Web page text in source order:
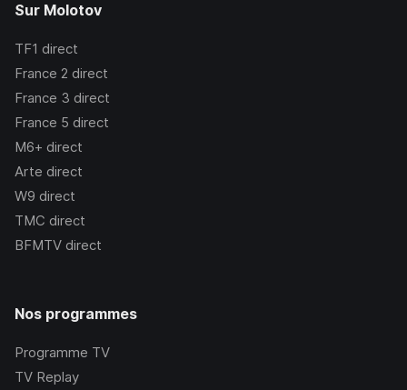
Sur Molotov
TF1 direct
France 2 direct
France 3 direct
France 5 direct
M6+ direct
Arte direct
W9 direct
TMC direct
BFMTV direct
Nos programmes
Programme TV
TV Replay